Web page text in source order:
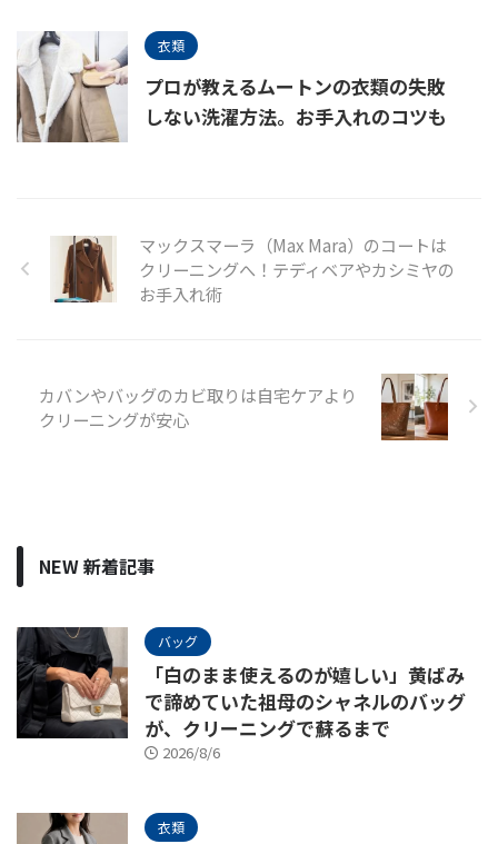
衣類
プロが教えるムートンの衣類の失敗
しない洗濯方法。お手入れのコツも
マックスマーラ（Max Mara）のコートは
クリーニングへ！テディベアやカシミヤの
お手入れ術
カバンやバッグのカビ取りは自宅ケアより
クリーニングが安心
NEW 新着記事
バッグ
「白のまま使えるのが嬉しい」黄ばみ
で諦めていた祖母のシャネルのバッグ
が、クリーニングで蘇るまで
2026/8/6
衣類